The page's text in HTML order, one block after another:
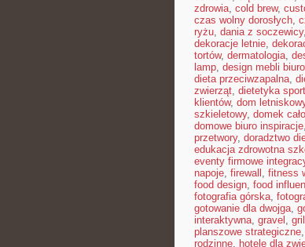
zdrowia, cold brew,
czas wolny dorosłych,
ryżu, dania z soczewicy,
dekoracje letnie,
tortów, dermatologia,
lamp, design mebli
dieta przeciwzapalna,
zwierząt, dietetyka
klientów, dom
szkieletowy, domek
domowe biuro inspiracje,
przetwory, doradztwo
edukacja zdrowotna
eventy firmowe
napoje, firewall , fitness
food design, food
fotografia górska,
gotowanie dla dwojga,
interaktywna, gravel ,
planszowe strategiczne,
rodzinne, hotele dla